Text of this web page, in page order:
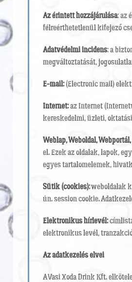
Az érintett hozzájárulása: az
félreérthetetlenül kifejező
Adatvédelmi incidens: a
megváltoztatását,
E-mail:(Electronic mail)
Internet:az Internet
kereskedelmi, üzleti,
Weblap, Weboldal,
el. Ezek az oldalak, lapok,
egyes tartalomelemek,
Sütik (cookies):weboldalak
ún. session cookie.
Elektronikus hírlevél:
elektronikus levél,
Az adatkezelés elvei
A Vasi Xoda Drink Kft.